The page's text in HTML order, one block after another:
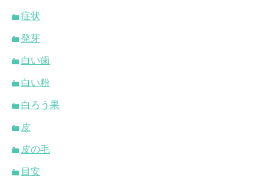
症状
発芽
白い歯
白い粉
白ろう果
皮
皮の毛
目安